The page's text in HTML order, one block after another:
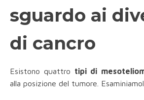
sguardo ai
di cancro
Esistono quattro tipi di
alla posizione del tumore.